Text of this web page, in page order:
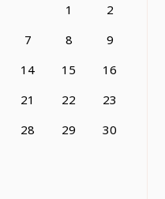
1
2
7 8
9
14 15
16
21 22
23
28 29
30